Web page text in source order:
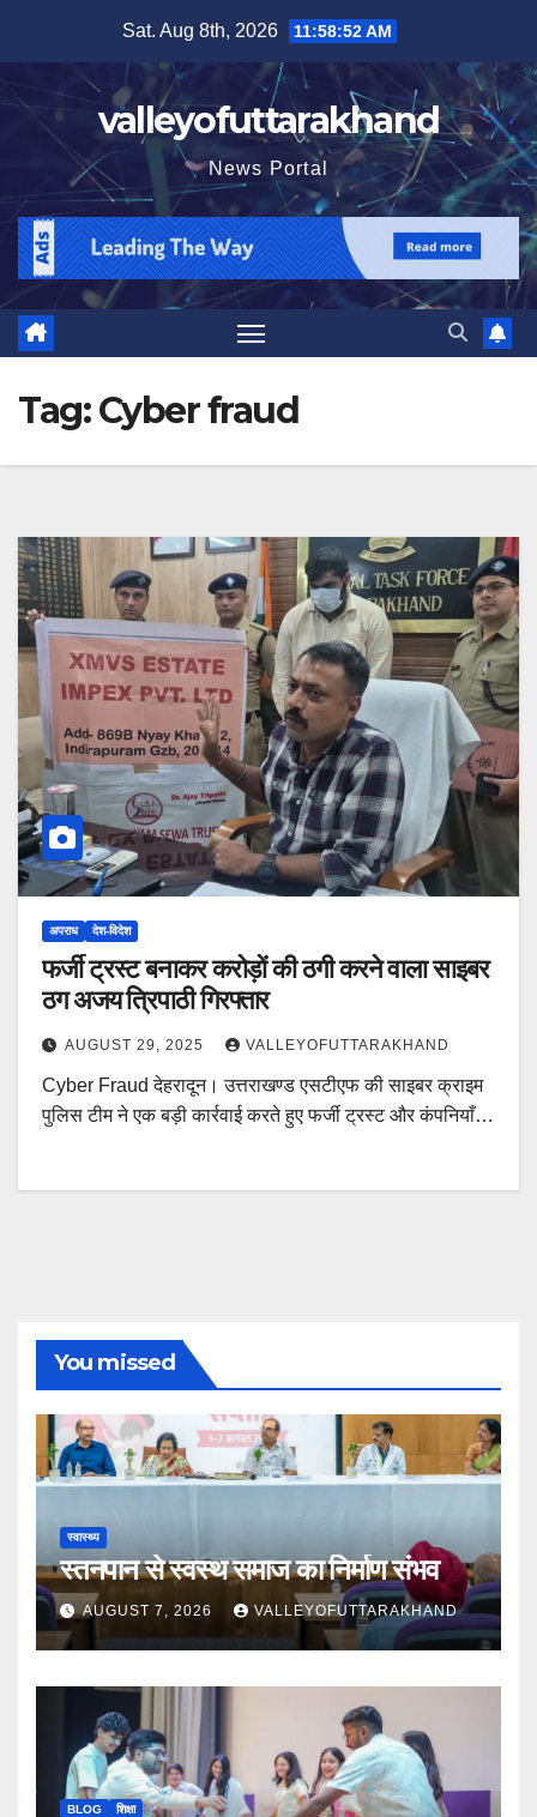
content
Sat. Aug 8th, 2026 11:58:52 AM
valleyofuttarakhand
News Portal
Tag:Cyber ​​fraud
अपराध देश-विदेश
फर्जी ट्रस्ट बनाकर करोड़ों की ठगी करने वाला साइबर
ठग अजय त्रिपाठी गिरफ्तार
AUGUST 29, 2025 VALLEYOFUTTARAKHAND
Cyber Fraud देहरादून। उत्तराखण्ड एसटीएफ की साइबर क्राइम
पुलिस टीम ने एक बड़ी कार्रवाई करते हुए फर्जी ट्रस्ट और कंपनियाँ…
You missed
स्वास्थ्य
स्तनपान से स्वस्थ समाज का निर्माण संभव
AUGUST 7, 2026 VALLEYOFUTTARAKHAND
BLOG शिक्षा